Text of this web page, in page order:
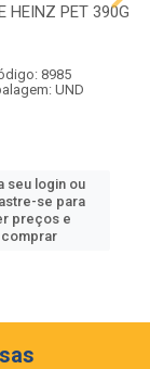
HEINZ PET 390G
8985
UND
seu login ou
se para
preços e
comprar